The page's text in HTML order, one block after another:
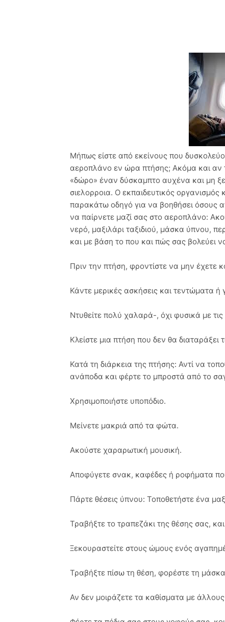
Μήπως είστε από εκείνους που
αεροπλάνο εν ώρα πτήσης; Ακόμα και αν
«δώρο» έναν δύσκαμπτο αυχένα και μη
σιελορροια. Ο εκπαιδευτικός
παρακάτω οδηγό για να βοηθήσει όσους
να παίρνετε μαζί σας στο αεροπλάνο:
νερό, μαξιλάρι ταξιδιού, μάσκα ύπνου,
και με βάση το που και πώς σας βολεύει
Πριν την πτήση, φροντίστε να μην έχετε
Κάντε μερικές ασκήσεις και τεντώματα
Ντυθείτε πολύ χαλαρά-, όχι φυσικά με
Κλείστε μια πτήση που δεν θα διαταράξει
Κατά τη διάρκεια της πτήσης: Αντί να
ανάποδα και φέρτε το μπροστά από το
Χρησιμοποιήστε υποπόδιο.
Μείνετε μακριά από τα φώτα.
Ακούστε χαραρωτική μουσική.
Αποφύγετε σνακ, καφέδες ή ροφήματα
Πάρτε θέσεις ύπνου: Τοποθετήστε ένα
Τραβήξτε το τραπεζάκι της θέσης σας,
Ξεκουραστείτε στους ώμους ενός
Τραβήξτε πίσω τη θέση, φορέστε τη
Αν δεν μοιράζετε τα καθίσματα με